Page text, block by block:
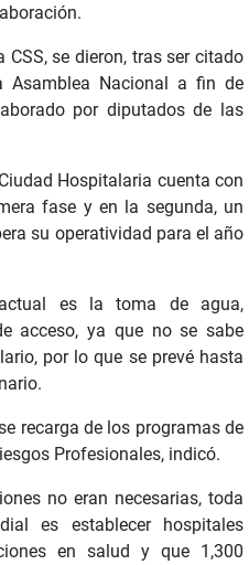
se dieron, tras ser citado
Asamblea Nacional a fin de
por diputados de las
Hospitalaria cuenta con
fase y en la segunda, un
su operatividad para el año
es la toma de agua,
acceso, ya que no se sabe
por lo que se prevé hasta
recarga de los programas de
Profesionales, indicó.
no eran necesarias, toda
es establecer hospitales
en salud y que 1,300